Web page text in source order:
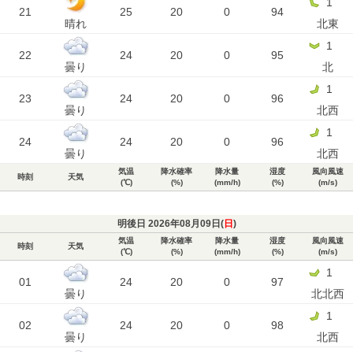
21
晴れ
25 20 0 94
北東
22
曇り
24 20 0 95
1
北
23
曇り
24 20 0 96
1
北西
24
曇り
24 20 0 96
1
北西
時刻 天気
気温
(℃)
降水確率
(%)
降水量
(mm/h)
湿度
(%)
風向風速
(m/s)
明後日 2026年08月09日(日 )
時刻 天気
気温
(℃)
降水確率
(%)
降水量
(mm/h)
湿度
(%)
風向風速
(m/s)
01
曇り
24 20 0 97
1
北北西
02
曇り
24 20 0 98
1
北西